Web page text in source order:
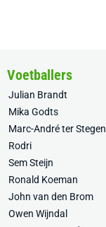
Voetballers
Julian Brandt
Mika Godts
Marc-André ter Stegen
Rodri
Sem Steijn
Ronald Koeman
John van den Brom
Owen Wijndal